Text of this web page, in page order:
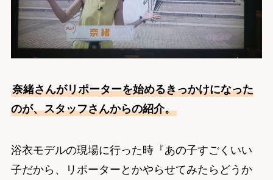
奈緒さんがリポーターを始めるきっかけになった
のが、スタッフさんからの紹介。
浴衣モデルの現場に行った時『あの子すごくいい
子だから、リポーターとかやらせてみたらどうか